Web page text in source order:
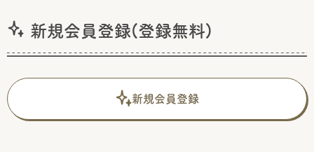
新規会員登録(登録無料)
新規会員登録